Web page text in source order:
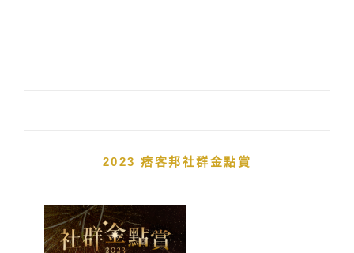
2023 痞客邦社群金點賞